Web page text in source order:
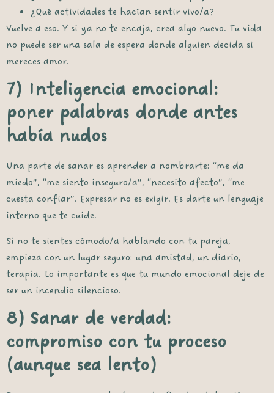
¿Qué actividades te hacían sentir vivo/a?
Vuelve a eso. Y si ya no te encaja, crea algo nuevo. Tu vida
no puede ser una sala de espera donde alguien decida si
mereces amor.
7) Inteligencia emocional:
poner palabras donde antes
había nudos
Una parte de sanar es aprender a nombrarte: “me da
miedo”, “me siento inseguro/a”, “necesito afecto”, “me
cuesta confiar”. Expresar no es exigir. Es darte un lenguaje
interno que te cuide.
Si no te sientes cómodo/a hablando con tu pareja,
empieza con un lugar seguro: una amistad, un diario,
terapia. Lo importante es que tu mundo emocional deje de
ser un incendio silencioso.
8) Sanar de verdad:
compromiso con tu proceso
(aunque sea lento)